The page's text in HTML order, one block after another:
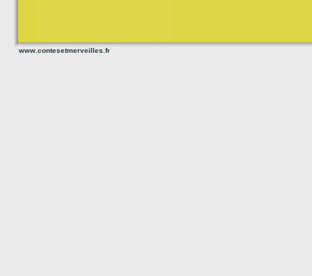
www.contesetmerveilles.fr